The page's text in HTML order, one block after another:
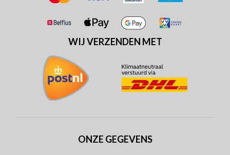
WIJ VERZENDEN MET
ONZE GEGEVENS